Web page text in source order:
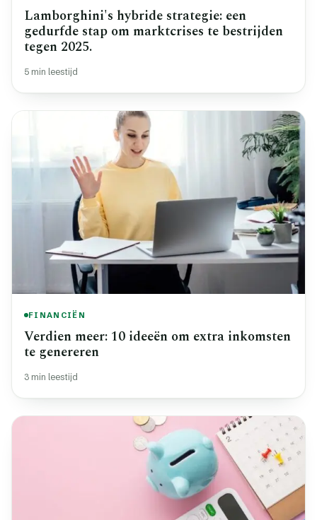
Lamborghini's hybride strategie: een
gedurfde stap om marktcrises te bestrijden
tegen 2025.
5 min leestijd
FINANCIËN
Verdien meer: 10 ideeën om extra inkomsten
te genereren
3 min leestijd